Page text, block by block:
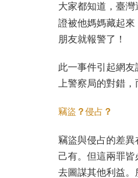
大家都知道，臺
證被他媽媽藏起
朋友就報警了！
此一事件引起網
上警察局的對錯
竊盜 ？侵占 ？
竊盜與侵占的差
己有。但這兩罪
去圖謀其他利益。